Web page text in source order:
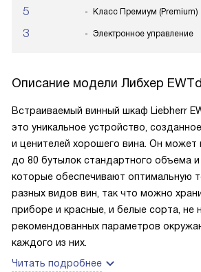
5 Класс Премиум (Premium)
3 Электронное управление
Описание модели Либхер
Встраиваемый винный шкаф Liebherr
это уникальное устройство,
и ценителей хорошего вина. Он может
до 80 бутылок стандартного объема
которые обеспечивают оптимальную
разных видов вин, так что можно
приборе и красные, и белые сорта, не
рекомендованных параметров
каждого из них.
Читать подробнее